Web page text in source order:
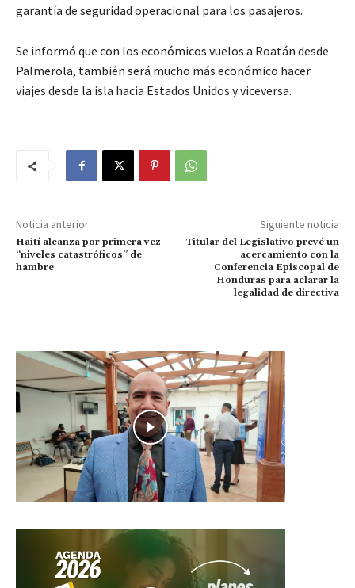
garantía de seguridad operacional para los pasajeros.
Se informó que con los económicos vuelos a Roatán desde
Palmerola, también será mucho más económico hacer
viajes desde la isla hacia Estados Unidos y viceversa.
Noticia anterior
Haití alcanza por primera vez
“niveles catastróficos” de
hambre
Siguiente noticia
Titular del Legislativo prevé un
acercamiento con la
Conferencia Episcopal de
Honduras para aclarar la
legalidad de directiva